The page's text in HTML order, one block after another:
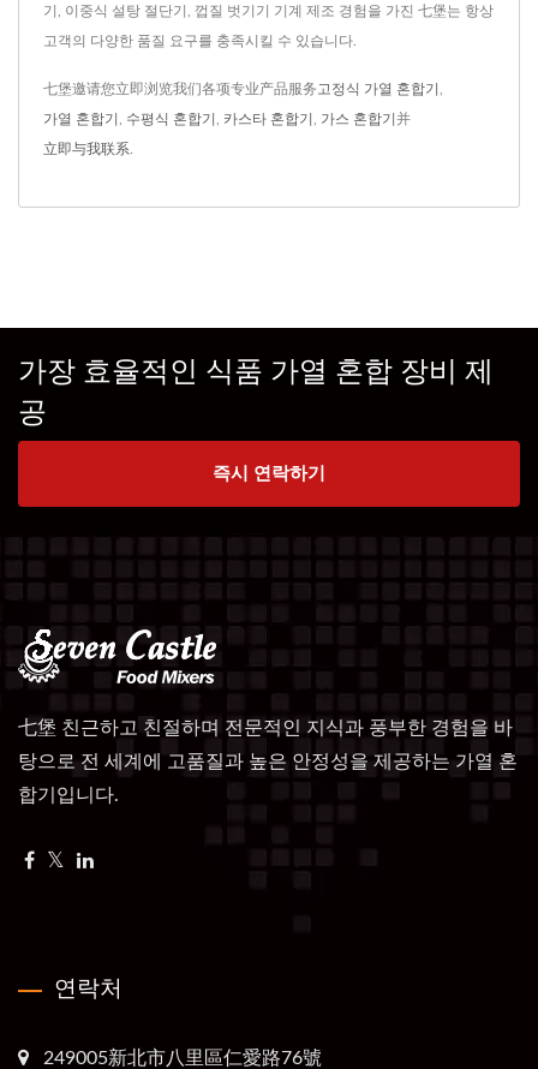
기, 이중식 설탕 절단기, 껍질 벗기기 기계 제조 경험을 가진 七堡는 항상
고객의 다양한 품질 요구를 충족시킬 수 있습니다.
七堡邀请您立即浏览我们各项专业产品服务 고정식 가열 혼합기
가열 혼합기 수평식 혼합기 카스타 혼합기 가스 혼합기 并
立即与我联系
가장 효율적인 식품 가열 혼합 장비 제
공
즉시 연락하기
七堡 친근하고 친절하며 전문적인 지식과 풍부한 경험을 바
탕으로 전 세계에 고품질과 높은 안정성을 제공하는 가열 혼
합기입니다.
연락처
249005新北市八里區仁愛路76號